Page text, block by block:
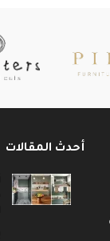
أحدث المقالات